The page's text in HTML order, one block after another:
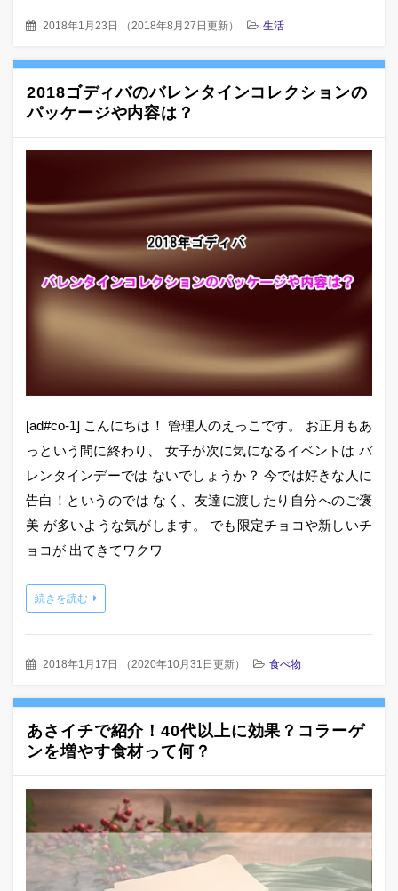
2018年1月23日 （ 2018年8月27日更新） 生活
2018ゴディバのバレンタインコレクションの
パッケージや内容は？
[ad#co-1] こんにちは！ 管理人のえっこです。 お正月もあ
っという間に終わり、 女子が次に気になるイベントは バ
レンタインデーでは ないでしょうか？ 今では好きな人に
告白！というのでは なく、友達に渡したり自分へのご褒
美 が多いような気がします。 でも限定チョコや新しいチ
ョコが 出てきてワクワ
続きを読む
2018年1月17日 （2020年10月31日更新） 食べ物
あさイチで紹介！40代以上に効果？コラーゲ
ンを増やす食材って何？